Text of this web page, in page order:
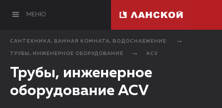
МЕНЮ
САНТЕХНИКА, ВАННАЯ КОМНАТА, ВОДОСНАБЖЕНИЕ
ТРУБЫ, ИНЖЕНЕРНОЕ ОБОРУДОВАНИЕ ACV
Трубы, инженерное
оборудование ACV